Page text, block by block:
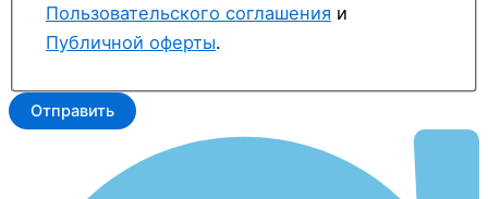
Пользовательского соглашения и
Публичной оферты.
Отправить